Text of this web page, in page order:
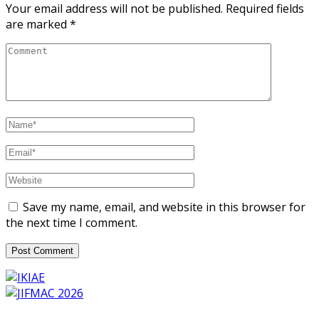
Your email address will not be published. Required fields
are marked *
Save my name, email, and website in this browser for
the next time I comment.